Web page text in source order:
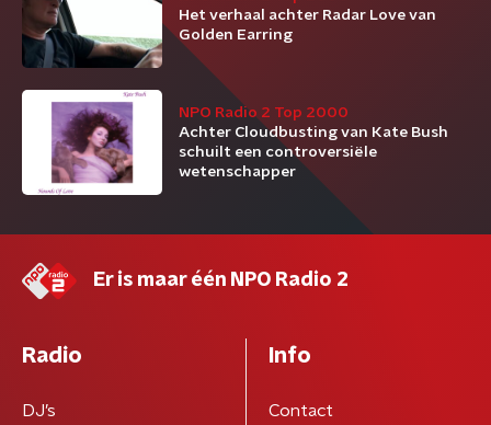
Het verhaal achter Radar Love van
Golden Earring
NPO Radio 2 Top 2000
Achter Cloudbusting van Kate Bush
schuilt een controversiële
wetenschapper
Er is maar één NPO Radio 2
Radio
DJ’s
Info
Contact